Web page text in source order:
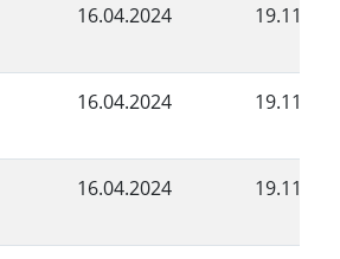
16.04.2024
16.04.2024
16.04.2024